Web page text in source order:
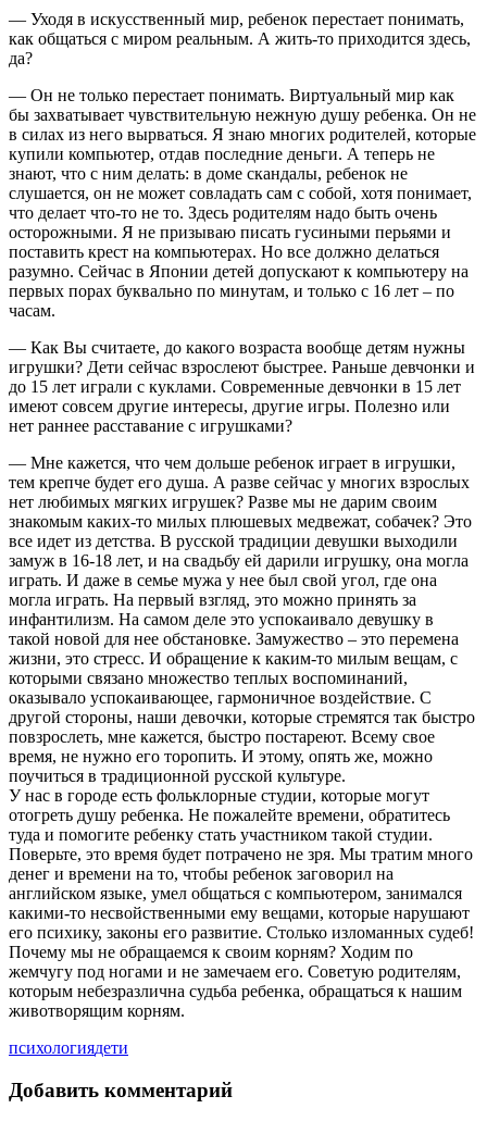
— Уходя в искусственный мир, ребенок перестает понимать,
как общаться с миром реальным. А жить-то приходится здесь,
да?
— Он не только перестает понимать. Виртуальный мир как
бы захватывает чувствительную нежную душу ребенка. Он не
в силах из него вырваться. Я знаю многих родителей, которые
купили компьютер, отдав последние деньги. А теперь не
знают, что с ним делать: в доме скандалы, ребенок не
слушается, он не может совладать сам с собой, хотя понимает,
что делает что-то не то. Здесь родителям надо быть очень
осторожными. Я не призываю писать гусиными перьями и
поставить крест на компьютерах. Но все должно делаться
разумно. Сейчас в Японии детей допускают к компьютеру на
первых порах буквально по минутам, и только с 16 лет – по
часам.
— Как Вы считаете, до какого возраста вообще детям нужны
игрушки? Дети сейчас взрослеют быстрее. Раньше девчонки и
до 15 лет играли с куклами. Современные девчонки в 15 лет
имеют совсем другие интересы, другие игры. Полезно или
нет раннее расставание с игрушками?
— Мне кажется, что чем дольше ребенок играет в игрушки,
тем крепче будет его душа. А разве сейчас у многих взрослых
нет любимых мягких игрушек? Разве мы не дарим своим
знакомым каких-то милых плюшевых медвежат, собачек? Это
все идет из детства. В русской традиции девушки выходили
замуж в 16-18 лет, и на свадьбу ей дарили игрушку, она могла
играть. И даже в семье мужа у нее был свой угол, где она
могла играть. На первый взгляд, это можно принять за
инфантилизм. На самом деле это успокаивало девушку в
такой новой для нее обстановке. Замужество – это перемена
жизни, это стресс. И обращение к каким-то милым вещам, с
которыми связано множество теплых воспоминаний,
оказывало успокаивающее, гармоничное воздействие. С
другой стороны, наши девочки, которые стремятся так быстро
повзрослеть, мне кажется, быстро постареют. Всему свое
время, не нужно его торопить. И этому, опять же, можно
поучиться в традиционной русской культуре.
У нас в городе есть фольклорные студии, которые могут
отогреть душу ребенка. Не пожалейте времени, обратитесь
туда и помогите ребенку стать участником такой студии.
Поверьте, это время будет потрачено не зря. Мы тратим много
денег и времени на то, чтобы ребенок заговорил на
английском языке, умел общаться с компьютером, занимался
какими-то несвойственными ему вещами, которые нарушают
его психику, законы его развитие. Столько изломанных судеб!
Почему мы не обращаемся к своим корням? Ходим по
жемчугу под ногами и не замечаем его. Советую родителям,
которым небезразлична судьба ребенка, обращаться к нашим
животворящим корням.
психологиядети
Добавить комментарий